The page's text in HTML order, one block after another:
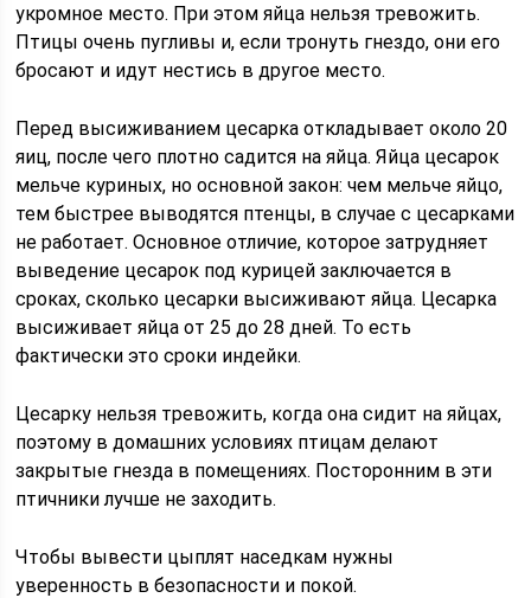
укромное место. При этом яйца нельзя тревожить.
Птицы очень пугливы и, если тронуть гнездо, они его
бросают и идут нестись в другое место.
Перед высиживанием цесарка откладывает около 20
яиц, после чего плотно садится на яйца. Яйца цесарок
мельче куриных, но основной закон: чем мельче яйцо,
тем быстрее выводятся птенцы, в случае с цесарками
не работает. Основное отличие, которое затрудняет
выведение цесарок под курицей заключается в
сроках, сколько цесарки высиживают яйца. Цесарка
высиживает яйца от 25 до 28 дней. То есть
фактически это сроки индейки.
Цесарку нельзя тревожить, когда она сидит на яйцах,
поэтому в домашних условиях птицам делают
закрытые гнезда в помещениях. Посторонним в эти
птичники лучше не заходить.
Чтобы вывести цыплят наседкам нужны
уверенность в безопасности и покой.